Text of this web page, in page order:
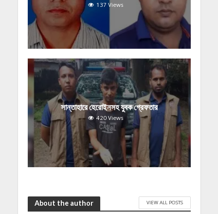
137 Views
সান্তাহারে হেরোইনসহ যুবক গ্রেফতার
420 Views
About the author VIEW ALL POSTS